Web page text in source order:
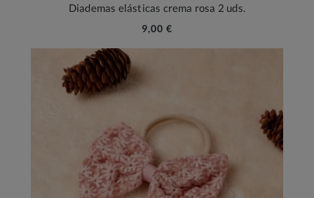
Diademas elásticas crema rosa 2 uds.
9,00 €